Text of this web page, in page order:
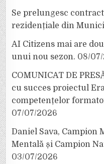
Se prelungesc
rezidențiale din
AI Citizens mai are
unui nou sezon. 08/
COMUNICAT DE
cu succes proiectul
competențelor
07/07/2026
Daniel Sava, Campion
Mentală și Campion
03/07/2026